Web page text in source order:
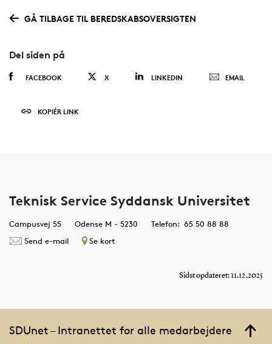
GÅ TILBAGE TIL BEREDSKABSOVERSIGTEN
Del siden på
FACEBOOK X LINKEDIN EMAIL
KOPIÉR LINK
Teknisk Service Syddansk Universitet
Campusvej 55 Odense M - 5230
Telefon: 65 50 88 88
Send e-mail
Se kort
Sidst opdateret: 11.12.2025
SDUnet – Intranettet for alle medarbejdere